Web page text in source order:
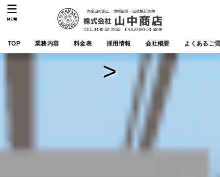
TOP 業務内容 料金表 採用情報 会社概要 よくあるご
MENU
>